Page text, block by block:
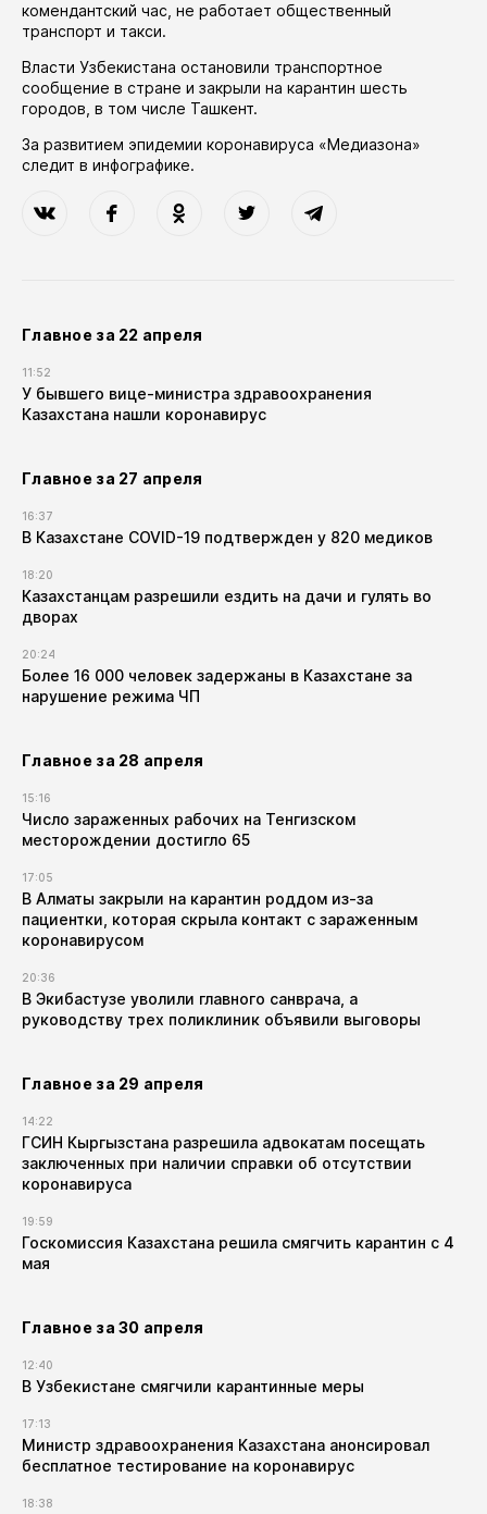
комендантский час, не работает общественный
транспорт и такси.
Власти Узбекистана остановили транспортное
сообщение в стране и закрыли на карантин шесть
городов, в том числе Ташкент.
За развитием эпидемии коронавируса «Медиазона»
следит в инфографике.
Главное за 22 апреля
11:52
У бывшего вице-министра здравоохранения
Казахстана нашли коронавирус
Главное за 27 апреля
16:37
В Казахстане COVID-19 подтвержден у 820 медиков
18:20
Казахстанцам разрешили ездить на дачи и гулять во
дворах
20:24
Более 16 000 человек задержаны в Казахстане за
нарушение режима ЧП
Главное за 28 апреля
15:16
Число зараженных рабочих на Тенгизском
месторождении достигло 65
17:05
В Алматы закрыли на карантин роддом из-за
пациентки, которая скрыла контакт с зараженным
коронавирусом
20:36
В Экибастузе уволили главного санврача, а
руководству трех поликлиник объявили выговоры
Главное за 29 апреля
14:22
ГСИН Кыргызстана разрешила адвокатам посещать
заключенных при наличии справки об отсутствии
коронавируса
19:59
Госкомиссия Казахстана решила смягчить карантин с 4
мая
Главное за 30 апреля
12:40
В Узбекистане смягчили карантинные меры
17:13
Министр здравоохранения Казахстана анонсировал
бесплатное тестирование на коронавирус
18:38